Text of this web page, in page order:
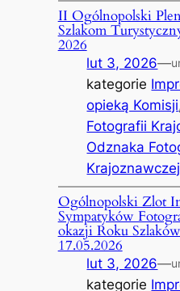
II Ogólnopolski
Szlakom
2026
lut 3, 2026—
kategorie
opieką Komisji
Fotografii
Odznaka
Krajoznawczej
Ogólnopolski Zlot
Sympatyków
okazji Roku
17.05.2026
lut 3, 2026—
kategorie